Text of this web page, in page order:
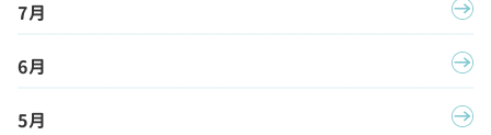
7月
6月
5月